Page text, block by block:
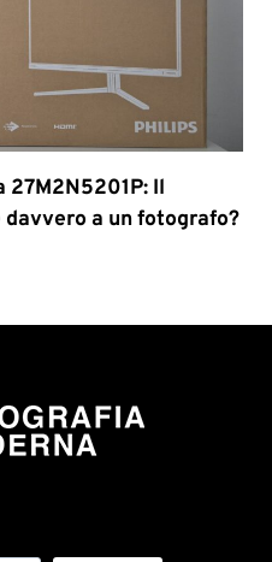
27M2N5201P: Il
a un fotografo?